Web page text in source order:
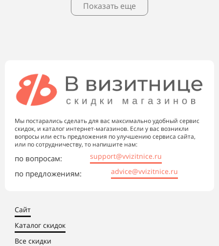
Показать еще
Мы постарались сделать для вас максимально удобный сервис
скидок, и каталог интернет-магазинов. Если у вас возникли
вопросы или есть предложения по улучшению сервиса сайта,
или по сотрудничеству, то напишите нам:
по вопросам: support@vvizitnice.ru
по предложениям: advice@vvizitnice.ru
Сайт
Каталог скидок
Все скидки